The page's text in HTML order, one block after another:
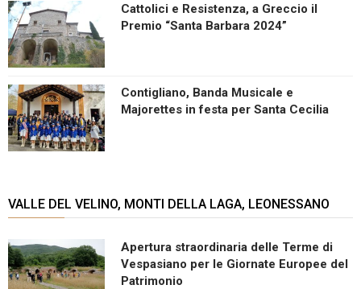
Cattolici e Resistenza, a Greccio il
Premio “Santa Barbara 2024”
Contigliano, Banda Musicale e
Majorettes in festa per Santa Cecilia
VALLE DEL VELINO, MONTI DELLA LAGA, LEONESSANO
Apertura straordinaria delle Terme di
Vespasiano per le Giornate Europee del
Patrimonio